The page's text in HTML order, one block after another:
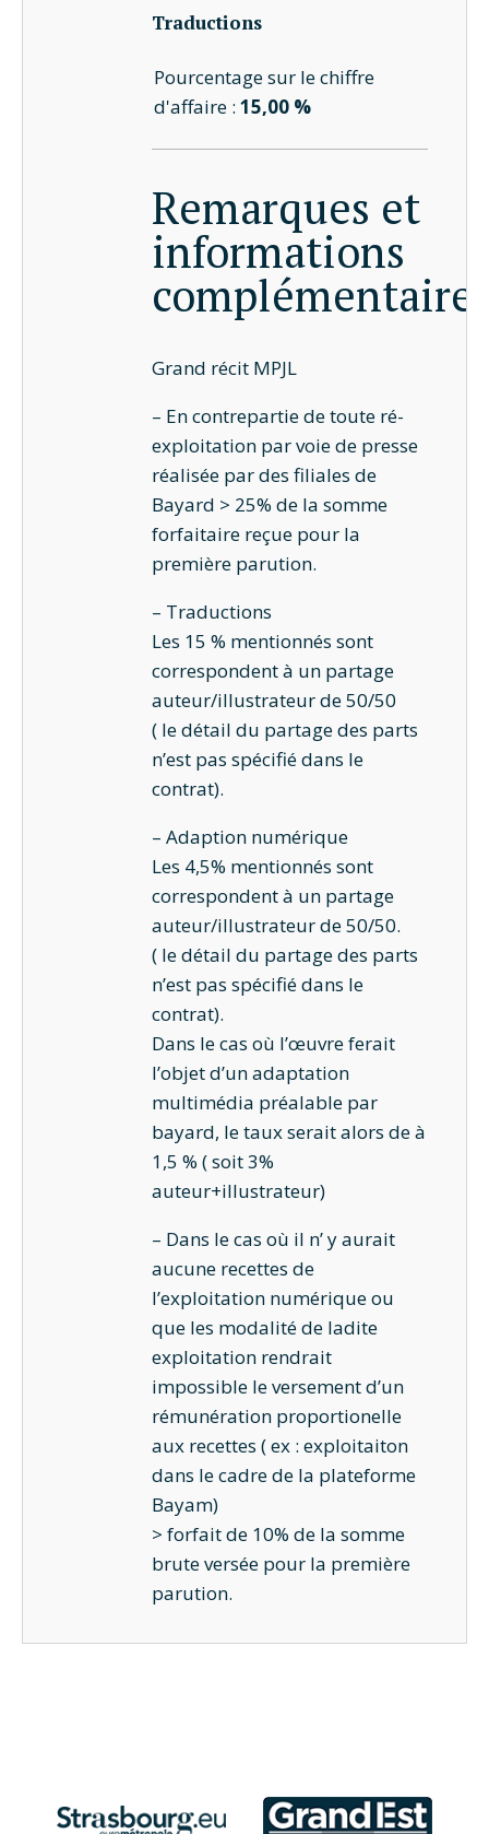
Traductions
Pourcentage sur le chiffre
d'affaire :15,00 %
Remarques et
informations
Grand récit MPJL
– En contrepartie de toute ré-
exploitation par voie de presse
réalisée par des filiales de
Bayard > 25% de la somme
forfaitaire reçue pour la
première parution.
– Traductions
Les 15 % mentionnés sont
correspondent à un partage
auteur/illustrateur de 50/50
( le détail du partage des parts
n’est pas spécifié dans le
contrat).
– Adaption numérique
Les 4,5% mentionnés sont
correspondent à un partage
auteur/illustrateur de 50/50.
( le détail du partage des parts
n’est pas spécifié dans le
contrat).
Dans le cas où l’œuvre ferait
l’objet d’un adaptation
multimédia préalable par
bayard, le taux serait alors de à
1,5 % ( soit 3%
auteur+illustrateur)
– Dans le cas où il n’ y aurait
aucune recettes de
l’exploitation numérique ou
que les modalité de ladite
exploitation rendrait
impossible le versement d’un
rémunération proportionelle
aux recettes ( ex : exploitaiton
dans le cadre de la plateforme
Bayam)
> forfait de 10% de la somme
brute versée pour la première
parution.